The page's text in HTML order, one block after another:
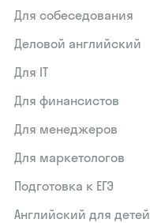
Для собеседования
Деловой английский
Для IT
Для финансистов
Для менеджеров
Для маркетологов
Подготовка к ЕГЭ
Английский для детей